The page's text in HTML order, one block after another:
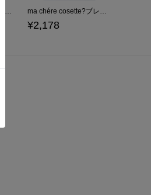
ma chére cosette?ブレスレット 巴マミモデル ブレスレット 魔法少女まどか☆マギカ ma chére cosette?ブレスレット 佐倉杏子モデル ブレスレット 魔法少女まどか☆マギカ
¥2,178